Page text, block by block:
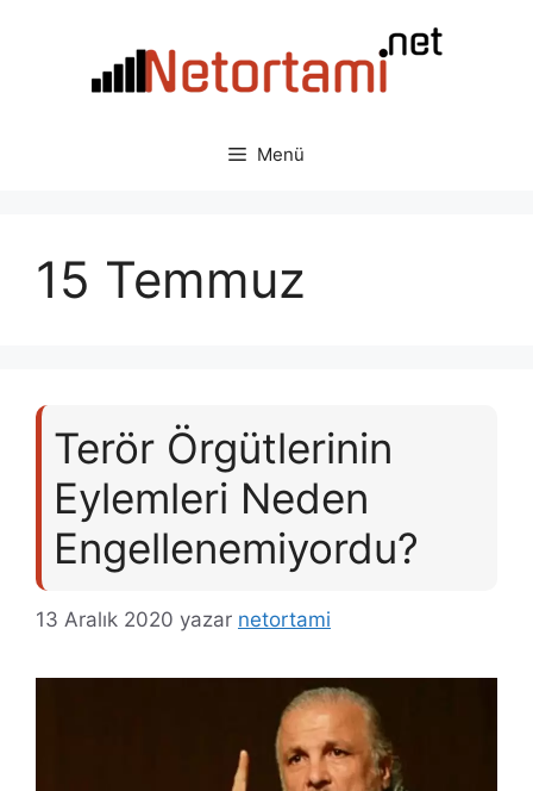
Menü
15 Temmuz
Terör Örgütlerinin
Eylemleri Neden
Engellenemiyordu?
13 Aralık 2020 yazar netortami